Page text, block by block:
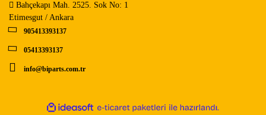
Bahçekapı Mah. 2525. Sok No: 1
Etimesgut / Ankara
905413393137
05413393137
info@biparts.com.tr
ideasoft
e-